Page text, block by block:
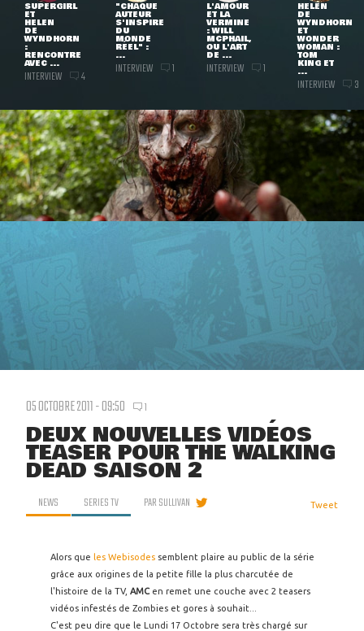
SUPERGIRL
ET
HELEN
DE
WYNDHORN
:
RENCONTRE
AVEC ...
INTERVIEW 4
"CHAQUE
AUTEUR
S'INSPIRE
DU
MONDE
RÉEL" :
...
INTERVIEW 1
L'AMOUR
ET LA
VERMINE
: WILL
MCPHAIL,
OU L'ART
DE ...
INTERVIEW 1
HELEN
DE
WYNDHORN
ET
WONDER
WOMAN :
TOM
KING ET
...
INTERVIEW 3
05 OCTOBRE 2011 - 09:50 1
DEUX NOUVELLES VIDÉOS
TEASER POUR THE WALKING
DEAD SAISON 2
NEWS SERIES TV PARSULLIVAN Tweet
Alors que les Webisodes semblent plaire au public de la série
grâce aux origines de la petite fille la plus charcutée de
l'histoire de la TV, AMC en remet une couche avec 2 teasers
vidéos infestés de Zombies et gores à souhait...
C'est peu dire que le Lundi 17 Octobre sera très chargé sur